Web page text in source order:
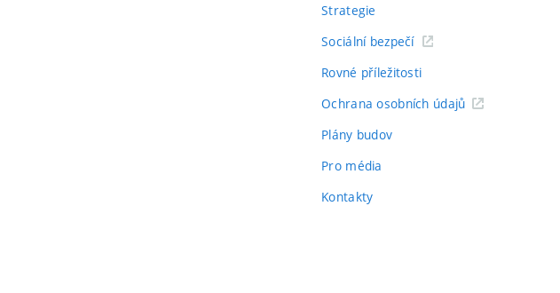
Strategie
Sociální bezpečí
Rovné příležitosti
Ochrana osobních údajů
Plány budov
Pro média
Kontakty